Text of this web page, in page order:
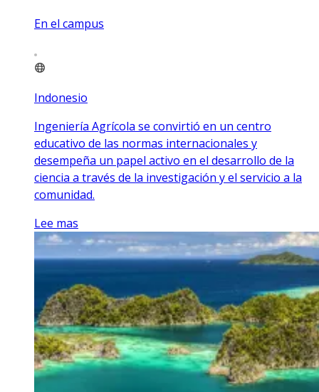
En el campus
Indonesio
Ingeniería Agrícola se convirtió en un centro
educativo de las normas internacionales y
desempeña un papel activo en el desarrollo de la
ciencia a través de la investigación y el servicio a la
comunidad.
Lee mas